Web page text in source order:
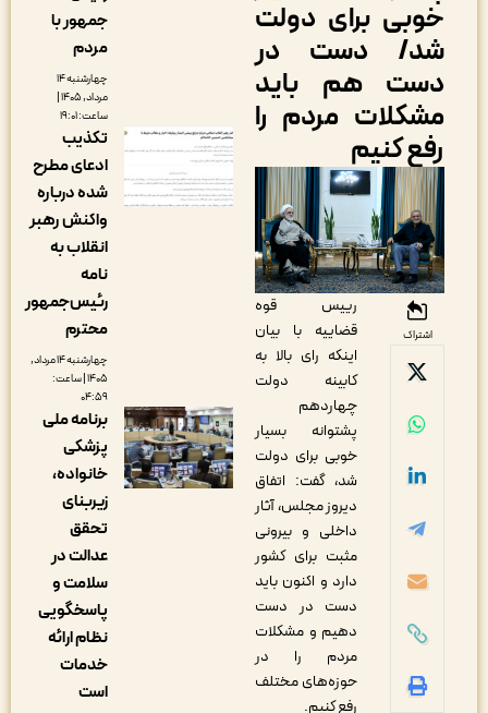
برای دولت
دست در
هم باید
مردم را
کنیم
رییس قوه
قضاییه با بیان
اینکه رای بالا به
کابینه دولت
چهاردهم
پشتوانه بسیار
خوبی برای دولت
شد، گفت: اتفاق
دیروز مجلس، آثار
داخلی و بیرونی
مثبت برای کشور
دارد و اکنون باید
دست در دست
دهیم و مشکلات
مردم را در
حوزه‌های مختلف
رفع کنیم.
جمهور با
چهارشنبه ۱۴
مرداد, ۱۴۰۵ |
تکذیب
ادعای مطرح
شده درباره
واکنش رهبر
انقلاب به
رئیس‌جمهور
چهارشنبه ۱۴ مرداد,
۱۴۰۵ | ساعت:
برنامه ملی
پزشکی
خانواده،
عدالت در
سلامت و
پاسخگویی
نظام ارائه